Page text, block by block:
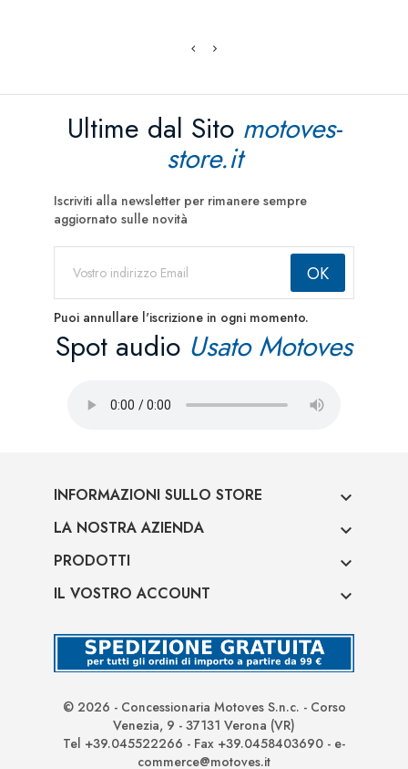
Ultime dal Sito motoves-
store.it
Iscriviti alla newsletter per rimanere sempre
aggiornato sulle novità
Puoi annullare l'iscrizione in ogni momento.
Spot audio Usato Motoves
INFORMAZIONI SULLO STORE 
LA NOSTRA AZIENDA 
PRODOTTI 
IL VOSTRO ACCOUNT 
© 2026 - Concessionaria Motoves S.n.c. - Corso
Venezia, 9 - 37131 Verona (VR)
Tel +39.045522266 - Fax +39.0458403690 - e-
commerce@motoves.it